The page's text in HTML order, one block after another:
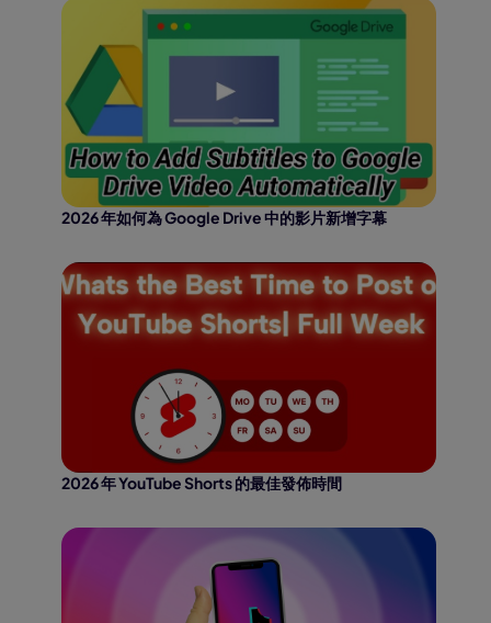
2026 年如何為 Google Drive 中的影片新增字幕
2026 年 YouTube Shorts 的最佳發佈時間